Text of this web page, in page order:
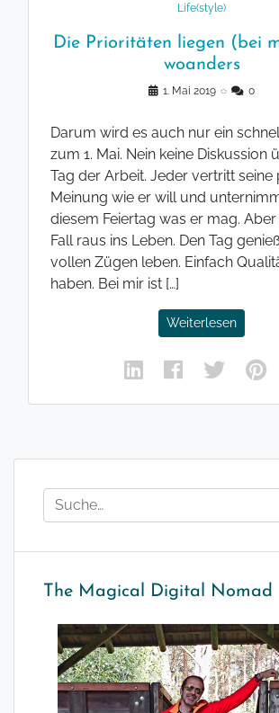
Life(style)
Die Prioritäten liegen (bei
woanders
1. Mai 2019 ◌ 0
Darum wird es auch nur ein
zum 1. Mai. Nein keine Diskussion
Tag der Arbeit. Jeder vertritt seine
Meinung wie er will und
diesem Feiertag was er mag.
Fall raus ins Leben. Den Tag
vollen Zügen leben. Einfach
haben. Bei mir ist […]
Weiterlesen
The Magical Digital Nomad